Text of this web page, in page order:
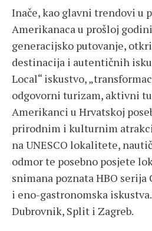
Inače, kao glavni trendovi u
Amerikanaca u prošloj
generacijsko putovanje,
destinacija i autentičnih
Local“ iskustvo,
odgovorni turizam, aktivni
Amerikanci u Hrvatskoj
prirodnim i kulturnim
na UNESCO lokalitete,
odmor te posebno posjete
snimana poznata HBO serija
i eno-gastronomska
Dubrovnik, Split i Zagreb.